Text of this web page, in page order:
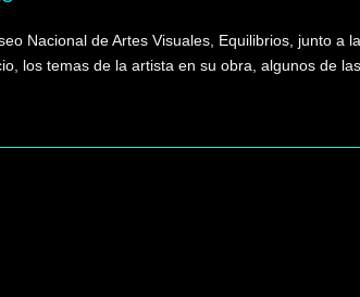
Nacional de Artes Visuales, Equilibrios, junto a
los temas de la artista en su obra, algunos de